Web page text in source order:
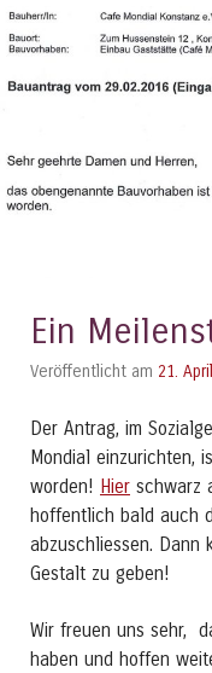
Ein
Veröffentlicht am 21.
Der Antrag, im
Mondial einzurichten,
worden! Hier schwarz
hoffentlich bald auch
abzuschliessen. Dann
Gestalt zu geben!
Wir freuen uns sehr,
haben und hoffen